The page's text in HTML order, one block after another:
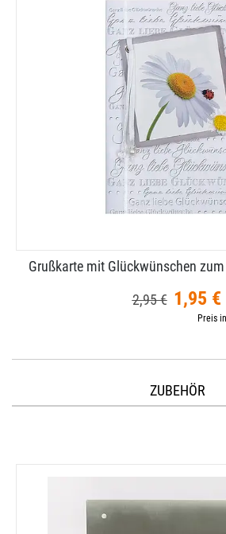
Grußkarte mit Glückwünschen
2,95 € 1,95 €
Preis
ZUBEHÖR